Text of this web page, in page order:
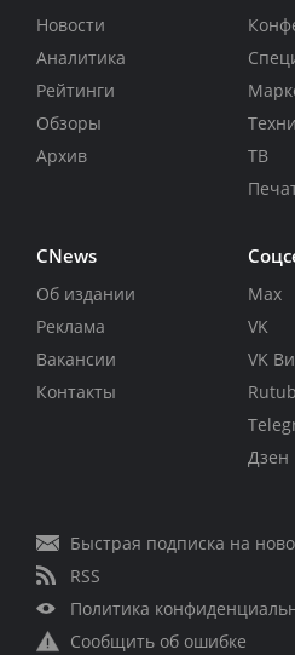
Новости
Аналитика
Рейтинги
Обзоры
Архив
ТВ
CNews
Об издании
Реклама
Вакансии
Контакты
Max
VK
VK
Дзен
Быстрая подписка на
RSS
Политика
Сообщить об ошибке